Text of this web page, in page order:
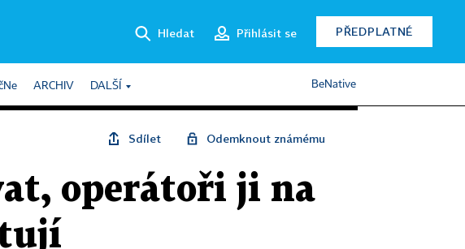
Hledat Přihlásit se PŘEDPLATNÉ
ARCHIV DALŠÍ BeNative
Sdílet Odemknout známému
operátoři ji na